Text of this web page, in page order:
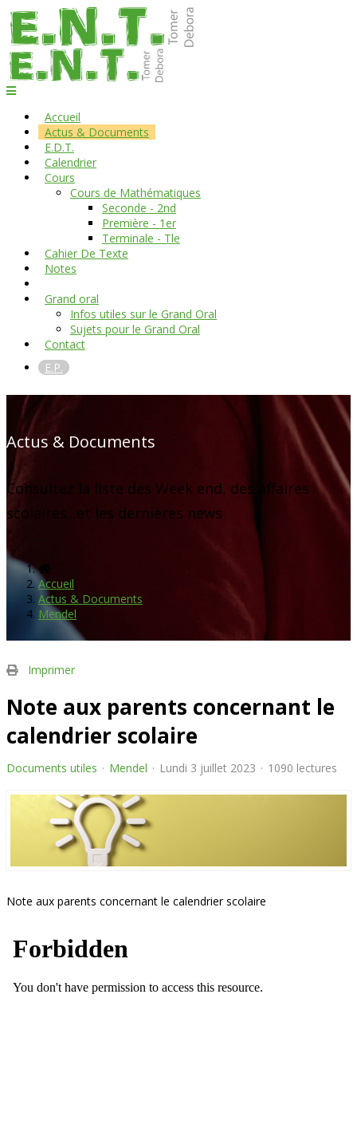
Accueil
Actus & Documents
E.D.T.
Calendrier
Cours
Cours de Mathématiques
Seconde - 2nd
Première - 1er
Terminale - Tle
Cahier De Texte
Notes
Grand oral
Infos utiles sur le Grand Oral
Sujets pour le Grand Oral
Contact
E.P.
Actus & Documents
Consultez la liste des Week end, des affaires
scolaires...et les dernières news
Accueil
Actus & Documents
Mendel
Imprimer
Note aux parents concernant le
calendrier scolaire
Documents utiles Mendel Lundi 3 juillet 2023 1090 lectures
Note aux parents concernant le calendrier scolaire